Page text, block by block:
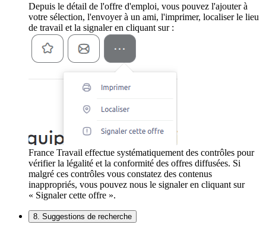
Depuis le détail de l'offre d'emploi, vous pouvez l'ajouter à
votre sélection, l'envoyer à un ami, l'imprimer, localiser le lieu
de travail et la signaler en cliquant sur :
France Travail effectue systématiquement des contrôles pour
vérifier la légalité et la conformité des offres diffusées. Si
malgré ces contrôles vous constatez des contenus
inappropriés, vous pouvez nous le signaler en cliquant sur
« Signaler cette offre ».
8. Suggestions de recherche